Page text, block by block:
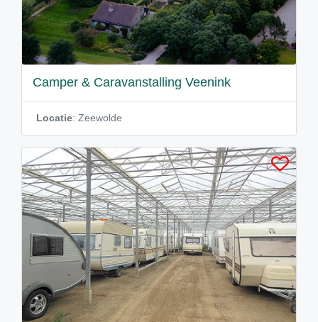
Camper & Caravanstalling Veenink
Locatie: Zeewolde